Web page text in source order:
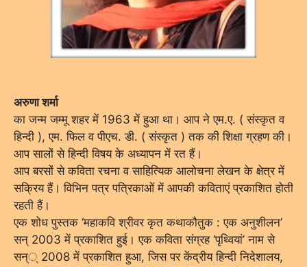
अरुणा शर्मा
का जन्म जम्मू शहर में 1963 में हुआ था। आप ने एम.ए. ( संस्कृत व
हिन्दी ), एम. फिल व पीएच. डी. ( संस्कृत ) तक की शिक्षा ग्रहण की।
आप सालों से हिन्दी विषय के अध्यापन में रत हैं।
आप बरसों से कविता रचना व साहित्यिक आलोचना लेखन के क्षेत्र में
सक्रिय हैं। विभिन पत्र पत्रिकाओं में आपकी कविताएं प्रकाशित होती
रहती हैं।
एक शोध पुस्तक ‘महाकवि श्रीवर कृत कथाकौतुक : एक अनुशीलन’
सन् 2003 में प्रकाशित हुई। एक कविता संग्रह ‘पृथ्वियां’ नाम से
सन्् 2008 में प्रकाशित हुआ, जिस पर केंद्रीय हिन्दी निदेशालय,